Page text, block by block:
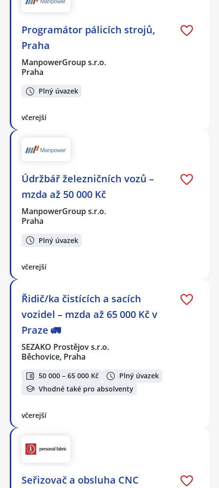
Programátor pálicích strojů,
Praha
ManpowerGroup s.r.o.
Praha
Plný úvazek
včerejší
Údržbář železničních vozů –
mzda až 50 000 Kč
ManpowerGroup s.r.o.
Praha
Plný úvazek
včerejší
Řidič/ka čistících a sacích
vozidel – mzda až 65 000 Kč v
Praze 🚛
SEZAKO Prostějov s.r.o.
Běchovice, Praha
50 000 – 65 000 Kč
Plný úvazek
Vhodné také pro absolventy
včerejší
Seřizovač a obsluha CNC